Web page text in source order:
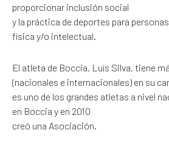
proporcionar inclusión social
y la práctica de deportes para
física y/o intelectual.
El atleta de Boccia, Luís Silva, tiene
(nacionales e internacionales) en su
es uno de los grandes atletas a nivel
en Boccia y en 2010
creó una Asociación.